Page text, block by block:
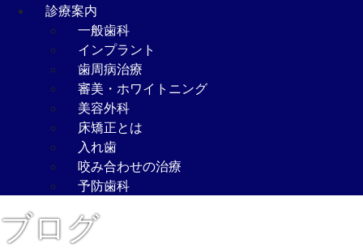
診療案内
一般歯科
インプラント
歯周病治療
審美・ホワイトニング
美容外科
床矯正とは
入れ歯
咬み合わせの治療
予防歯科
ブログ